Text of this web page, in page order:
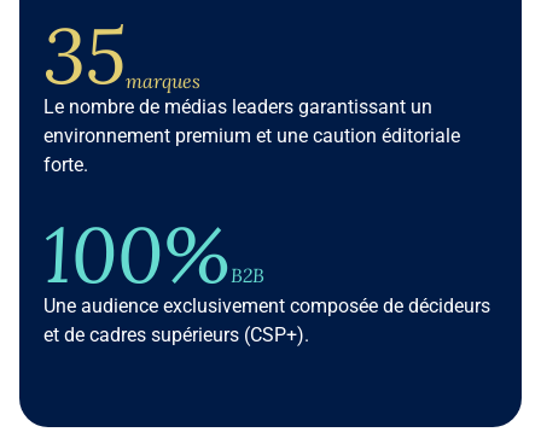
35marques
Le nombre de médias leaders garantissant un
environnement premium et une caution éditoriale
forte.
100%B2B
Une audience exclusivement composée de décideurs
et de cadres supérieurs (CSP+).